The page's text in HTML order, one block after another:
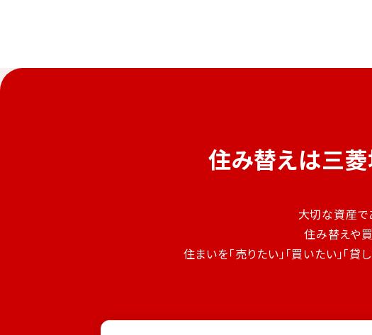
住み替えは三
大切な資産で
住み替えや
住まいを「売りたい」「買いたい」「